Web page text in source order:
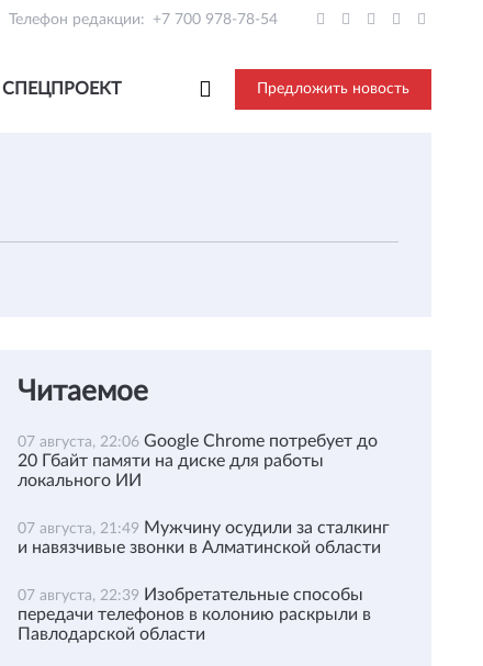
Телефон редакции: +7 700 978-78-54
СПЕЦПРОЕКТ Предложить новость
Читаемое
07 августа, 22:06 Google Chrome потребует до
20 Гбайт памяти на диске для работы
локального ИИ
07 августа, 21:49 Мужчину осудили за сталкинг
и навязчивые звонки в Алматинской области
07 августа, 22:39 Изобретательные способы
передачи телефонов в колонию раскрыли в
Павлодарской области